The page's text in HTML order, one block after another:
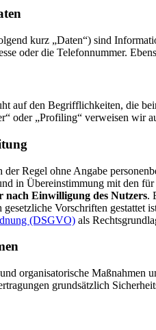
kurz „Daten“) sind
oder die Telefonnummer.
auf den Begrifflichkeiten, die
oder „Profiling“ verweisen wir
Regel ohne Angabe
in Übereinstimmung mit den für
nach Einwilligung des Nutzers.
Vorschriften
(DSGVO) als
organisatorische Maßnahmen
grundsätzlich